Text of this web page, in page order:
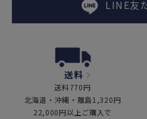
LINE友
送料
送料770円
北海道・沖縄・離島1,320円
22,000円以上ご購入で